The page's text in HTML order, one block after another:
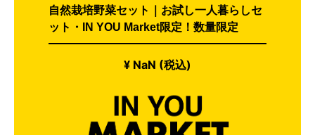
自然栽培野菜セット｜お試し一人暮らしセ
ット・IN YOU Market限定！数量限定
¥ NaN (税込)